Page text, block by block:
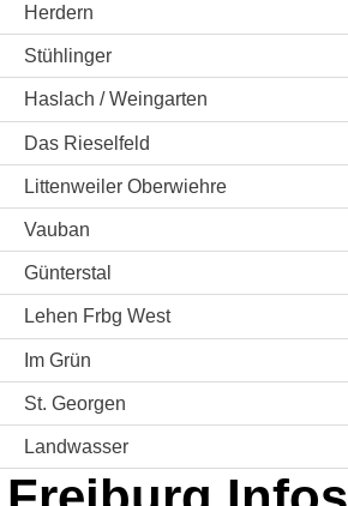
Herdern
Stühlinger
Haslach / Weingarten
Das Rieselfeld
Littenweiler Oberwiehre
Vauban
Günterstal
Lehen Frbg West
Im Grün
St. Georgen
Landwasser